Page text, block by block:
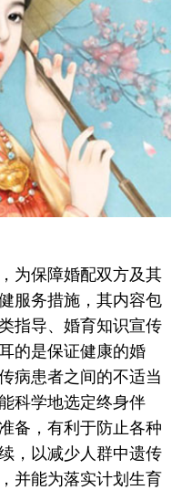
为保障婚配双方及其
服务措施，其内容包
指导、婚育知识宣传
的是保证健康的婚
病患者之间的不适当
科学地选定终身伴
备，有利于防止各种
，以减少人群中遗传
并能为落实计划生育